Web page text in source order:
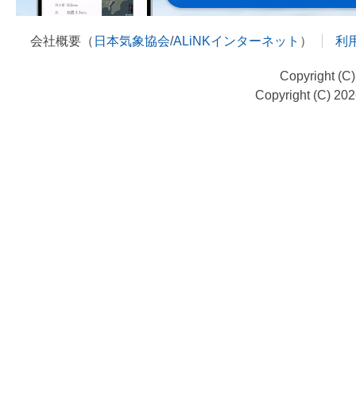
会社概要（ 日本気象協会/ALiNKインターネット ） 利
Copyright
Copyright (C)